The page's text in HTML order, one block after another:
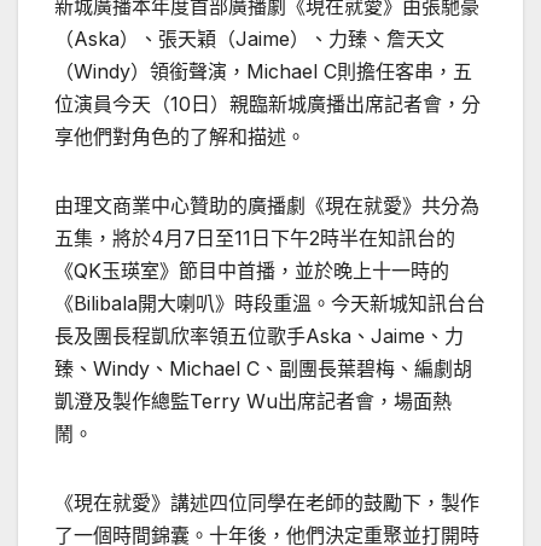
新城廣播本年度首部廣播劇《現在就愛》由張馳豪
（Aska）、張天穎（Jaime）、力臻、詹天文
（Windy）領銜聲演， Michael C則擔任客串，五
位演員今天（10日）親臨新城廣播出席記者會，分
享他們對角色的了解和描述。
由理文商業中心贊助的廣播劇《現在就愛》共分為
五集，將於4月7日至11日下午2時半在知訊台的
《QK玉瑛室》節目中首播，並於晚上十一時的
《Bilibala開大喇叭》時段重溫。今天新城知訊台台
長及團長程凱欣率領五位歌手Aska 、 Jaime 、力
臻、 Windy 、 Michael C 、副團長葉碧梅、編劇胡
凱澄及製作總監Terry Wu出席記者會，場面熱
鬧。
《現在就愛》講述四位同學在老師的鼓勵下，製作
了一個時間錦囊。十年後，他們決定重聚並打開時